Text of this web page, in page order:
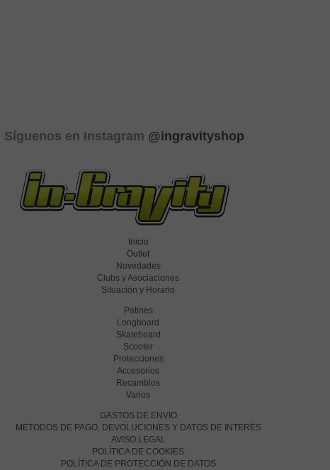
Síguenos en Instagram @ingravityshop
Inicio
Outlet
Novedades
Clubs y Asociaciones
Situación y Horario
Patines
Longboard
Skateboard
Scooter
Protecciones
Accesorios
Recambios
Varios
GASTOS DE ENVIO
MÉTODOS DE PAGO, DEVOLUCIONES Y DATOS DE INTERÉS
AVISO LEGAL
POLÍTICA DE COOKIES
POLÍTICA DE PROTECCIÓN DE DATOS